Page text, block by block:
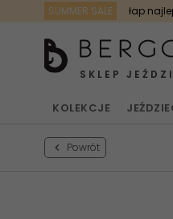
SUMMER SALE łap
SKLEP
KOLEKCJE
Powrót